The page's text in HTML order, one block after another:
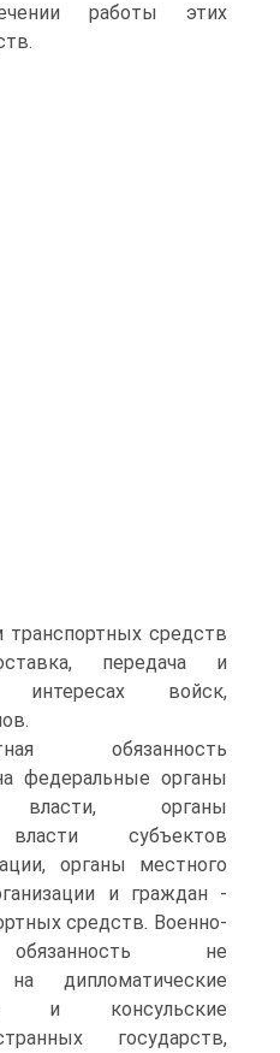
работы этих
средств
передача и
интересах войск,
обязанность
федеральные органы
власти, органы
власти субъектов
органы местного
и граждан -
средств. Военно-
обязанность не
на дипломатические
и консульские
государств,